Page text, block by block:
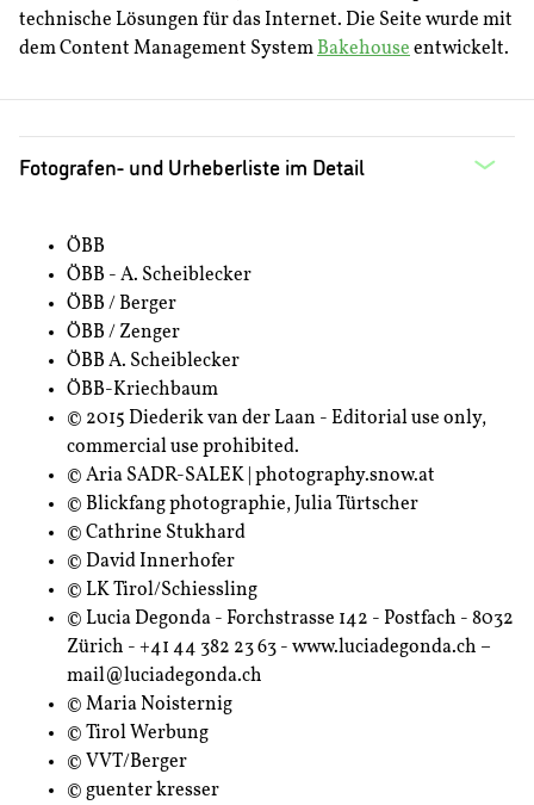
technische Lösungen für das Internet. Die Seite wurde mit
dem Content Management System Bakehouse entwickelt.
Fotografen- und Urheberliste im Detail
ÖBB
ÖBB - A. Scheiblecker
ÖBB / Berger
ÖBB / Zenger
ÖBB A. Scheiblecker
ÖBB-Kriechbaum
© 2015 Diederik van der Laan - Editorial use only,
commercial use prohibited.
© Aria SADR-SALEK | photography.snow.at
© Blickfang photographie, Julia Türtscher
© Cathrine Stukhard
© David Innerhofer
© LK Tirol/Schiessling
© Lucia Degonda - Forchstrasse 142 - Postfach - 8032
Zürich - +41 44 382 23 63 - www.luciadegonda.ch –
mail@luciadegonda.ch
© Maria Noisternig
© Tirol Werbung
© VVT/Berger
© guenter kresser